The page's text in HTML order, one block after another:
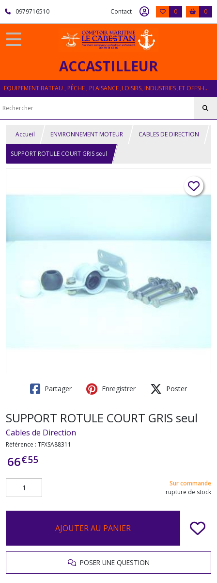
0979716510 Contact 0 0
ACCASTILLEUR
EQUIPEMENT BATEAU , PÊCHE , PLAISANCE ,LOISIRS, INDUSTRIES ,ET OFFSHORE
Accueil ENVIRONNEMENT MOTEUR CABLES DE DIRECTION
SUPPORT ROTULE COURT GRIS seul
Partager Enregistrer Poster
SUPPORT ROTULE COURT GRIS seul
Cables de Direction
Référence : TFXSA88311
66€55
Sur commande
rupture de stock
AJOUTER AU PANIER
POSER UNE QUESTION